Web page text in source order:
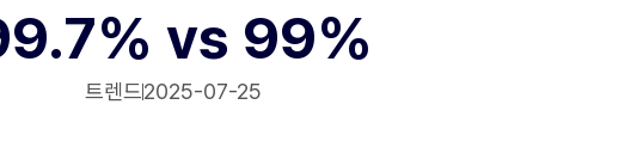
vs 99%
트렌드2025-07-25